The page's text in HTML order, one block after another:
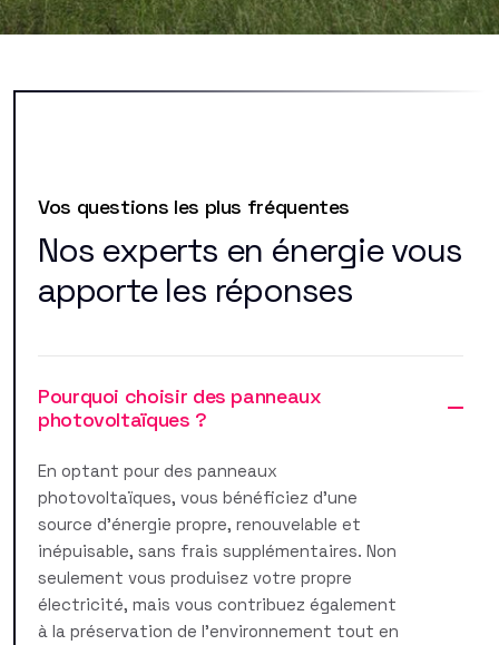
Vos questions les plus fréquentes
Nos experts en énergie vous
apporte les réponses
Pourquoi choisir des panneaux
photovoltaïques ?
En optant pour des panneaux
photovoltaïques, vous bénéficiez d'une
source d'énergie propre, renouvelable et
inépuisable, sans frais supplémentaires. Non
seulement vous produisez votre propre
électricité, mais vous contribuez également
à la préservation de l'environnement tout en